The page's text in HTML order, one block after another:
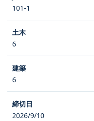
101-1
6
6
2026/9/10